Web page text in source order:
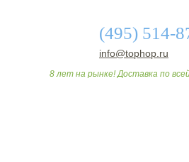
(495) 514-
info@tophop.ru
8 лет на рынке! Доставка по